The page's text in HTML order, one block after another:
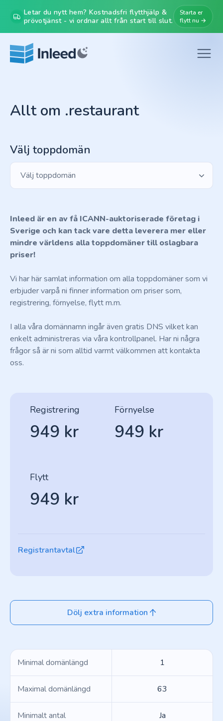
Letar du nytt hem? Kostnadsfri flytthjälp &
prövotjänst - vi ordnar allt från start till slut.
Starta er
flytt nu →
Allt om .restaurant
Välj toppdomän
Välj toppdomän
Inleed är en av få ICANN-auktoriserade företag i
Sverige och kan tack vare detta leverera mer eller
mindre världens alla toppdomäner till oslagbara
priser!
Vi har här samlat information om alla toppdomäner som vi
erbjuder varpå ni finner information om priser som,
registrering, förnyelse, flytt m.m.
I alla våra domännamn ingår även gratis DNS vilket kan
enkelt administreras via våra kontrollpanel. Har ni några
frågor så är ni som alltid varmt välkommen att kontakta
oss.
Registrering
949 kr
Förnyelse
949 kr
Flytt
949 kr
Registrantavtal
Dölj extra information
Minimal domänlängd 1
Maximal domänlängd 63
Minimalt antal
Ja